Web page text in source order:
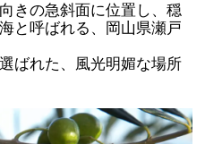
きの急斜面に位置し、穏
と呼ばれる、岡山県瀬戸
ばれた、風光明媚な場所